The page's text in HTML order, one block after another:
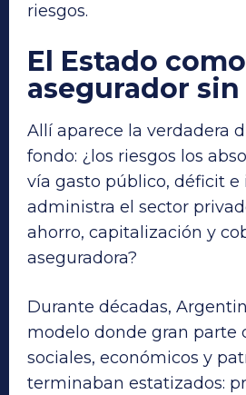
riesgos.
El Estado como
asegurador sin
Allí aparece la verdadera
fondo: ¿los riesgos los
vía gasto público, déficit e
administra el sector
ahorro, capitalización y
aseguradora?
Durante décadas,
modelo donde gran parte
sociales, económicos y
terminaban estatizados: